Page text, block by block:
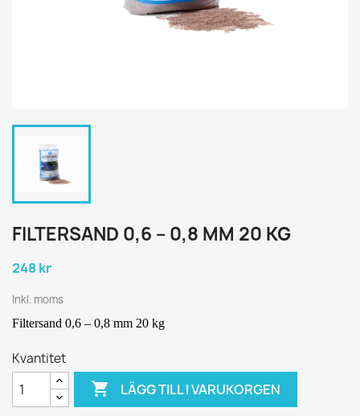
FILTERSAND 0,6 – 0,8 MM 20 KG
248 kr
Inkl. moms
Filtersand 0,6 – 0,8 mm 20 kg
Kvantitet
 LÄGG TILL I VARUKORGEN